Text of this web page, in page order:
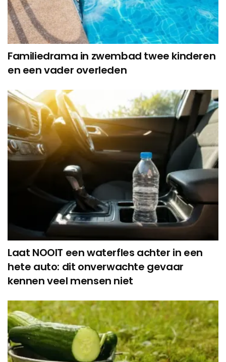
Familiedrama in zwembad twee kinderen
en een vader overleden
Laat NOOIT een waterfles achter in een
hete auto: dit onverwachte gevaar
kennen veel mensen niet